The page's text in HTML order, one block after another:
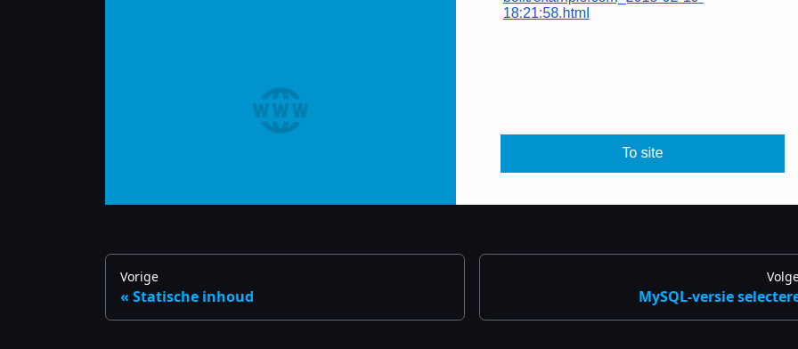
Vorige
Statische inhoud MySQL-versie